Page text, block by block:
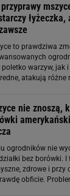
to prawdziwa
poletko warzyw, jak
atakują różne
nie znoszą,
ogrodników nie
bez borówki.
zdrowe i
obficie.